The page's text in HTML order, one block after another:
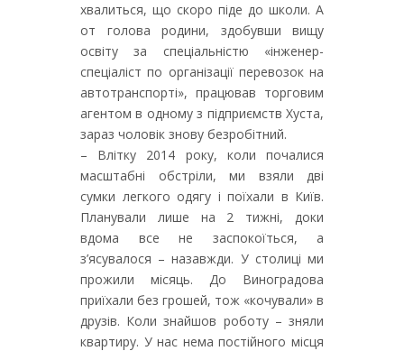
хвалиться, що скоро піде до школи. А
от голова родини, здобувши вищу
освіту за спеціальністю «інженер-
спеціаліст по організації перевозок на
автотранспорті», працював торговим
агентом в одному з підприємств Хуста,
зараз чоловік знову безробітний.
– Влітку 2014 року, коли почалися
масштабні обстріли, ми взяли дві
сумки легкого одягу і поїхали в Київ.
Планували лише на 2 тижні, доки
вдома все не заспокоїться, а
з’ясувалося – назавжди. У столиці ми
прожили місяць. До Виноградова
приїхали без грошей, тож «кочували» в
друзів. Коли знайшов роботу – зняли
квартиру. У нас нема постійного місця